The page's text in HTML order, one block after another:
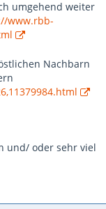
umgehend weiter
www.rbb-
Nachbarn
und/ oder sehr viel